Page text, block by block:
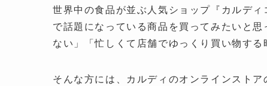
世界中の食品が並ぶ人気ショップ『カルデ
で話題になっている商品を買ってみたいと
ない」「忙しくて店舗でゆっくり買い物す
そんな方には、カルディのオンラインスト